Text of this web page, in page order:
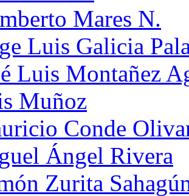
Mares N.
Luis Galicia
Luis Montañez
Muñoz
Conde
Ángel Rivera
Zurita